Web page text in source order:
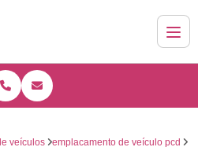
veículos
emplacamento de veículo pcd